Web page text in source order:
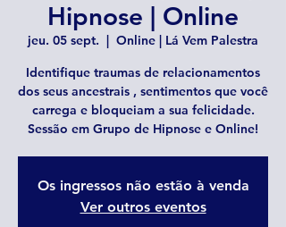
Hipnose | Online
jeu. 05 sept.
  |
Online | Lá Vem Palestra
Identifique traumas de relacionamentos
dos seus ancestrais , sentimentos que você
carrega e bloqueiam a sua felicidade.
Sessão em Grupo de Hipnose e Online!
Os ingressos não estão à venda
Ver outros eventos